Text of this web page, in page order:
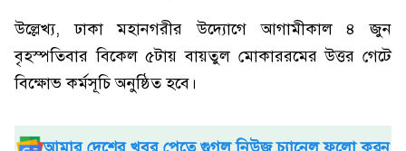
উল্লেখ্য, ঢাকা মহানগরীর উদ্যোগে আগামীকাল ৪ জুন
বৃহস্পতিবার বিকেল ৫টায় বায়তুল মোকাররমের উত্তর গেটে
বিক্ষোভ কর্মসূচি অনুষ্ঠিত হবে।